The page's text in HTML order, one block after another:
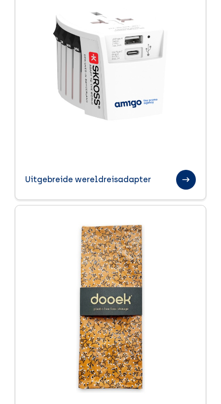
Uitgebreide wereldreisadapter